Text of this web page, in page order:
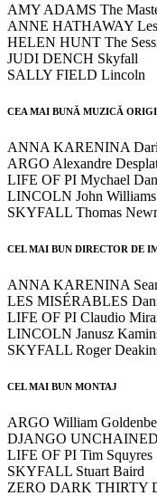
AMY ADAMS The
ANNE HATHAWAY Les
HELEN HUNT The
JUDI DENCH Skyfall
SALLY FIELD Lincoln
CEA MAI BUNĂ MUZICĂ
ANNA KARENINA
ARGO Alexandre
LIFE OF PI Mychael
LINCOLN John Williams
SKYFALL Thomas
CEL MAI BUN DIRECTOR DE
ANNA KARENINA
LES MISÉRABLES
LIFE OF PI Claudio
LINCOLN Janusz
SKYFALL Roger
CEL MAI BUN MONTAJ
ARGO William
DJANGO UNCHAINED
LIFE OF PI Tim Squyres
SKYFALL Stuart Baird
ZERO DARK THIRTY